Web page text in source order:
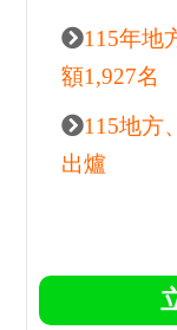
台鐵公
職缺8月開
考試院
案 強化攬
115臺
115年